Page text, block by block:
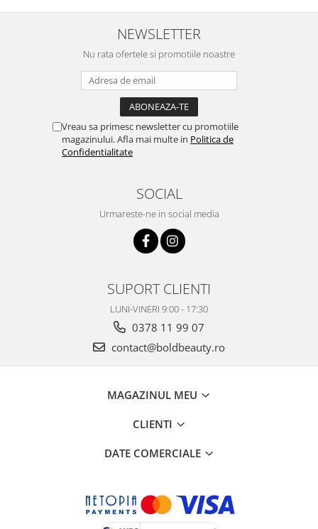
NEWSLETTER
Nu rata ofertele si promotiile noastre
Vreau sa primesc newsletter cu promotiile
magazinului. Afla mai multe in Politica de
Confidentialitate
SOCIAL
Urmareste-ne in social media
SUPORT CLIENTI
LUNI-VINERI 9:00 - 17:30
0378 11 99 07
contact@boldbeauty.ro
MAGAZINUL MEU
CLIENTI
DATE COMERCIALE